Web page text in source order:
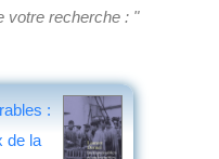
votre recherche : "
:
de la